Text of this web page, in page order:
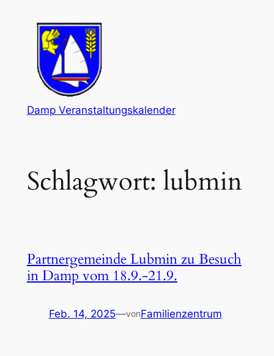
springen
Damp Veranstaltungskalender
Schlagwort: lubmin
Partnergemeinde Lubmin zu Besuch
in Damp vom 18.9.-21.9.
Feb. 14, 2025—vonFamilienzentrum